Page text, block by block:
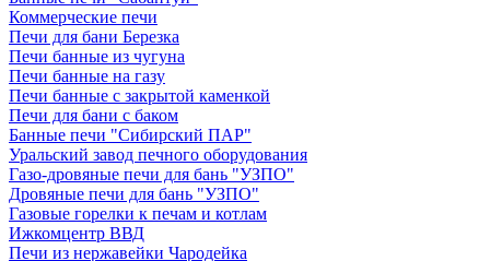
Коммерческие печи
Печи для бани Березка
Печи банные из чугуна
Печи банные на газу
Печи банные с закрытой каменкой
Печи для бани с баком
Банные печи "Сибирский ПАР"
Уральский завод печного оборудования
Газо-дровяные печи для бань "УЗПО"
Дровяные печи для бань "УЗПО"
Газовые горелки к печам и котлам
Ижкомцентр ВВД
Печи из нержавейки Чародейка